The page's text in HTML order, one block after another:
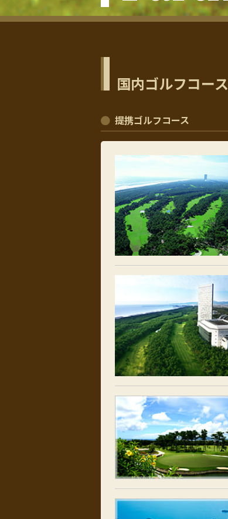
国内ゴルフコース
提携ゴルフコース